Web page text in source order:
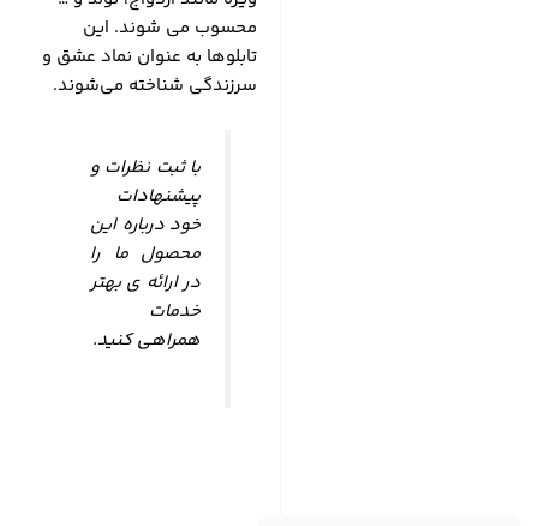
محسوب می شوند. این
تابلوها به عنوان نماد عشق و
سرزندگی شناخته می‌شوند.
با ثبت نظرات و
پیشنهادات
خود درباره این
محصول ما را
در ارائه ی بهتر
خدمات
همراهی کنید.